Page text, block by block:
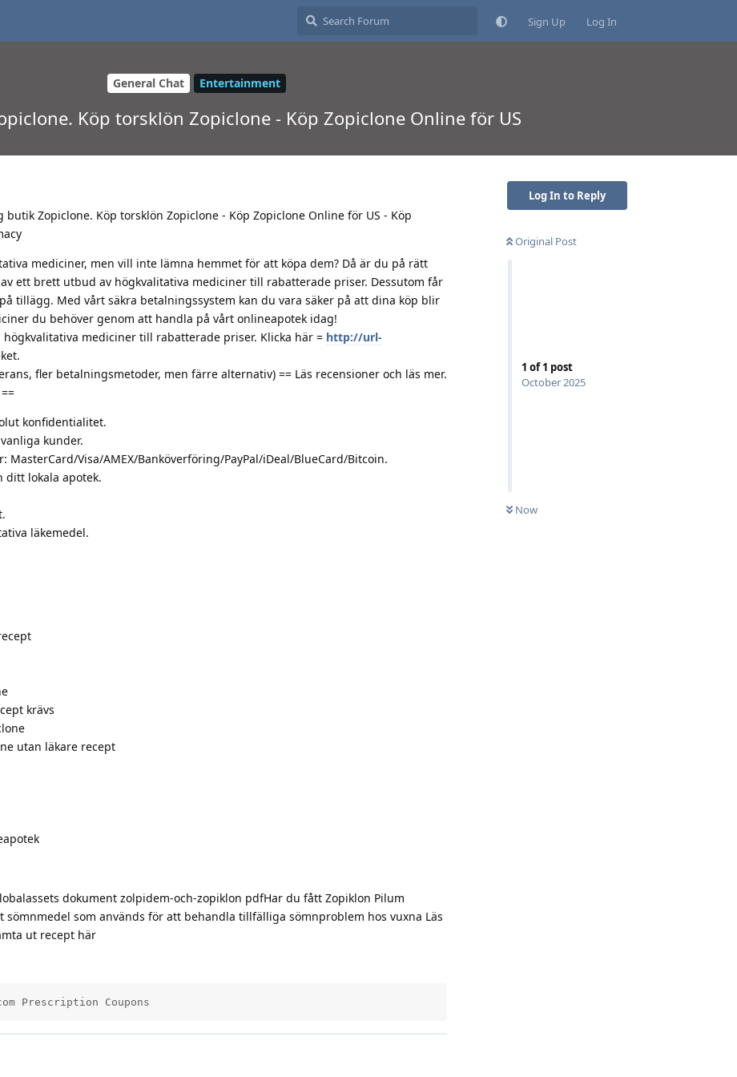
Sign Up Log In
General Chat Entertainment
Köp torsklön Zopiclone - Köp Zopiclone Online för US
Log In to Reply
Original Post
1 of1 post
October 2025
Now
Zopiclone. Köp torsklön Zopiclone - Köp Zopiclone Online för US - Köp
mediciner, men vill inte lämna hemmet för att köpa dem? Då är du på rätt
ett brett utbud av högkvalitativa mediciner till rabatterade priser. Dessutom får
tillägg. Med vårt säkra betalningssystem kan du vara säker på att dina köp blir
du behöver genom att handla på vårt onlineapotek idag!
högkvalitativa mediciner till rabatterade priser. Klicka här = http://url-
fler betalningsmetoder, men färre alternativ) == Läs recensioner och läs mer.
==
konfidentialitet.
kunder.
MasterCard/Visa/AMEX/Banköverföring/PayPal/iDeal/BlueCard/Bitcoin.
ditt lokala apotek.
läkemedel.
krävs
utan läkare recept
dokument zolpidem-och-zopiklon pdfHar du fått Zopiklon Pilum
sömnmedel som används för att behandla tillfälliga sömnproblem hos vuxna Läs
ut recept här
com Prescription Coupons